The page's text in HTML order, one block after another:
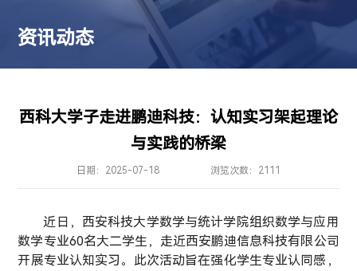
资讯动态
西科大学子走进鹏迪科技：认知实习架起理论
与实践的桥梁
日期：2025-07-18 浏览次数：2111
近日，西安科技大学数学与统计学院组织数学与应用
数学专业60名大二学生，走近西安鹏迪信息科技有限公司
开展专业认知实习。此次活动旨在强化学生专业认同感，